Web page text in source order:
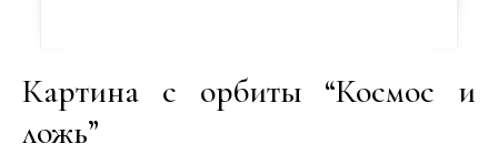
Картина с орбиты “Космос и
ложь”